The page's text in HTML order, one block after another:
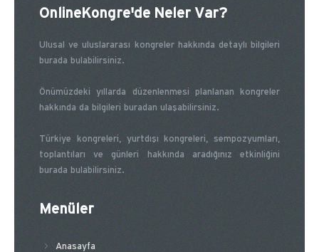
OnlineKongre'de Neler Var?
Ulusal ve uluslararası kongreler hakkında detaylı bilgileri
burada bulabilirsiniz.
Önümüzdeki yıllarda düzenlenmesi planlanan kongreler
hakkında da bilgileri buradan ulaşabilirsiniz.
Türkiye kongreleri, yurtdışı kongreleri, sempozyumları,
toplantıları ve günleri hakkında aradığınız etkinliğini
burada bulabilirsiniz.
Menüler
Anasayfa